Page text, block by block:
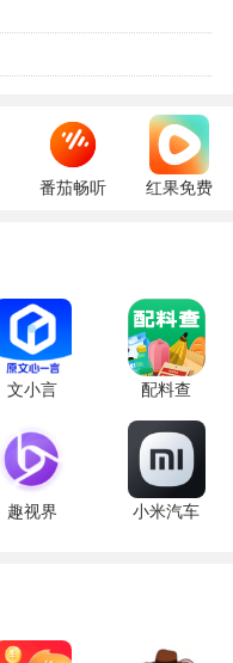
番茄畅听
红果免费
文小言
安卓版
配料查
3.0.1 官方
版
趣视界
小米汽车